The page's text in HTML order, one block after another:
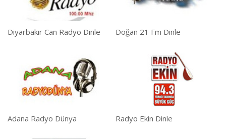
Diyarbakır Can Radyo Dinle Doğan 21 Fm Dinle
Adana Radyo Dünya Radyo Ekin Dinle